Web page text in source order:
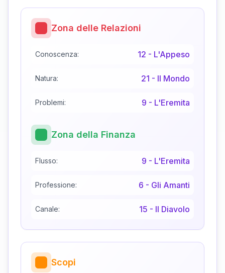
Zona delle Relazioni
Conoscenza: 12 - L'Appeso
Natura: 21 - Il Mondo
Problemi: 9 - L'Eremita
Zona della Finanza
Flusso: 9 - L'Eremita
Professione: 6 - Gli Amanti
Canale: 15 - Il Diavolo
Scopi